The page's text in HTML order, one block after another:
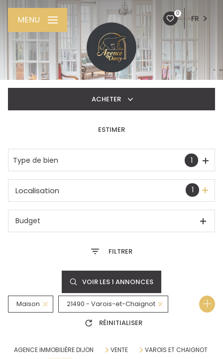
0
FR
MENU
ACHETER
De l'immo pro
ESTIMER
Type de bien 1
1
Localisation
Budget
FILTRER
VOIR LES1 ANNONCES
Maison 21490 - Varois-et-Chaignot
RÉINITIALISER
AGENCE IMMOBILIÈRE DIJON VENTE
VAROIS ET CHAIGNOT